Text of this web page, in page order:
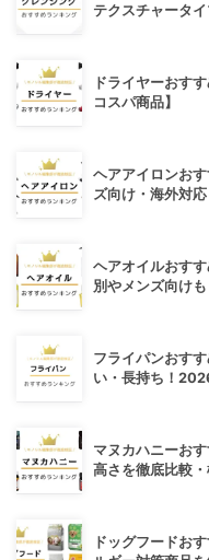
テクスチャータイ
ドライヤーおす
コスパ商品】
ヘアアイロンお
ズ向け・海外対応
ヘアオイルおす
別やメンズ向けも
フライパンおす
い・長持ち！
マヌカハニーお
高さを徹底比較
ドッグフードお